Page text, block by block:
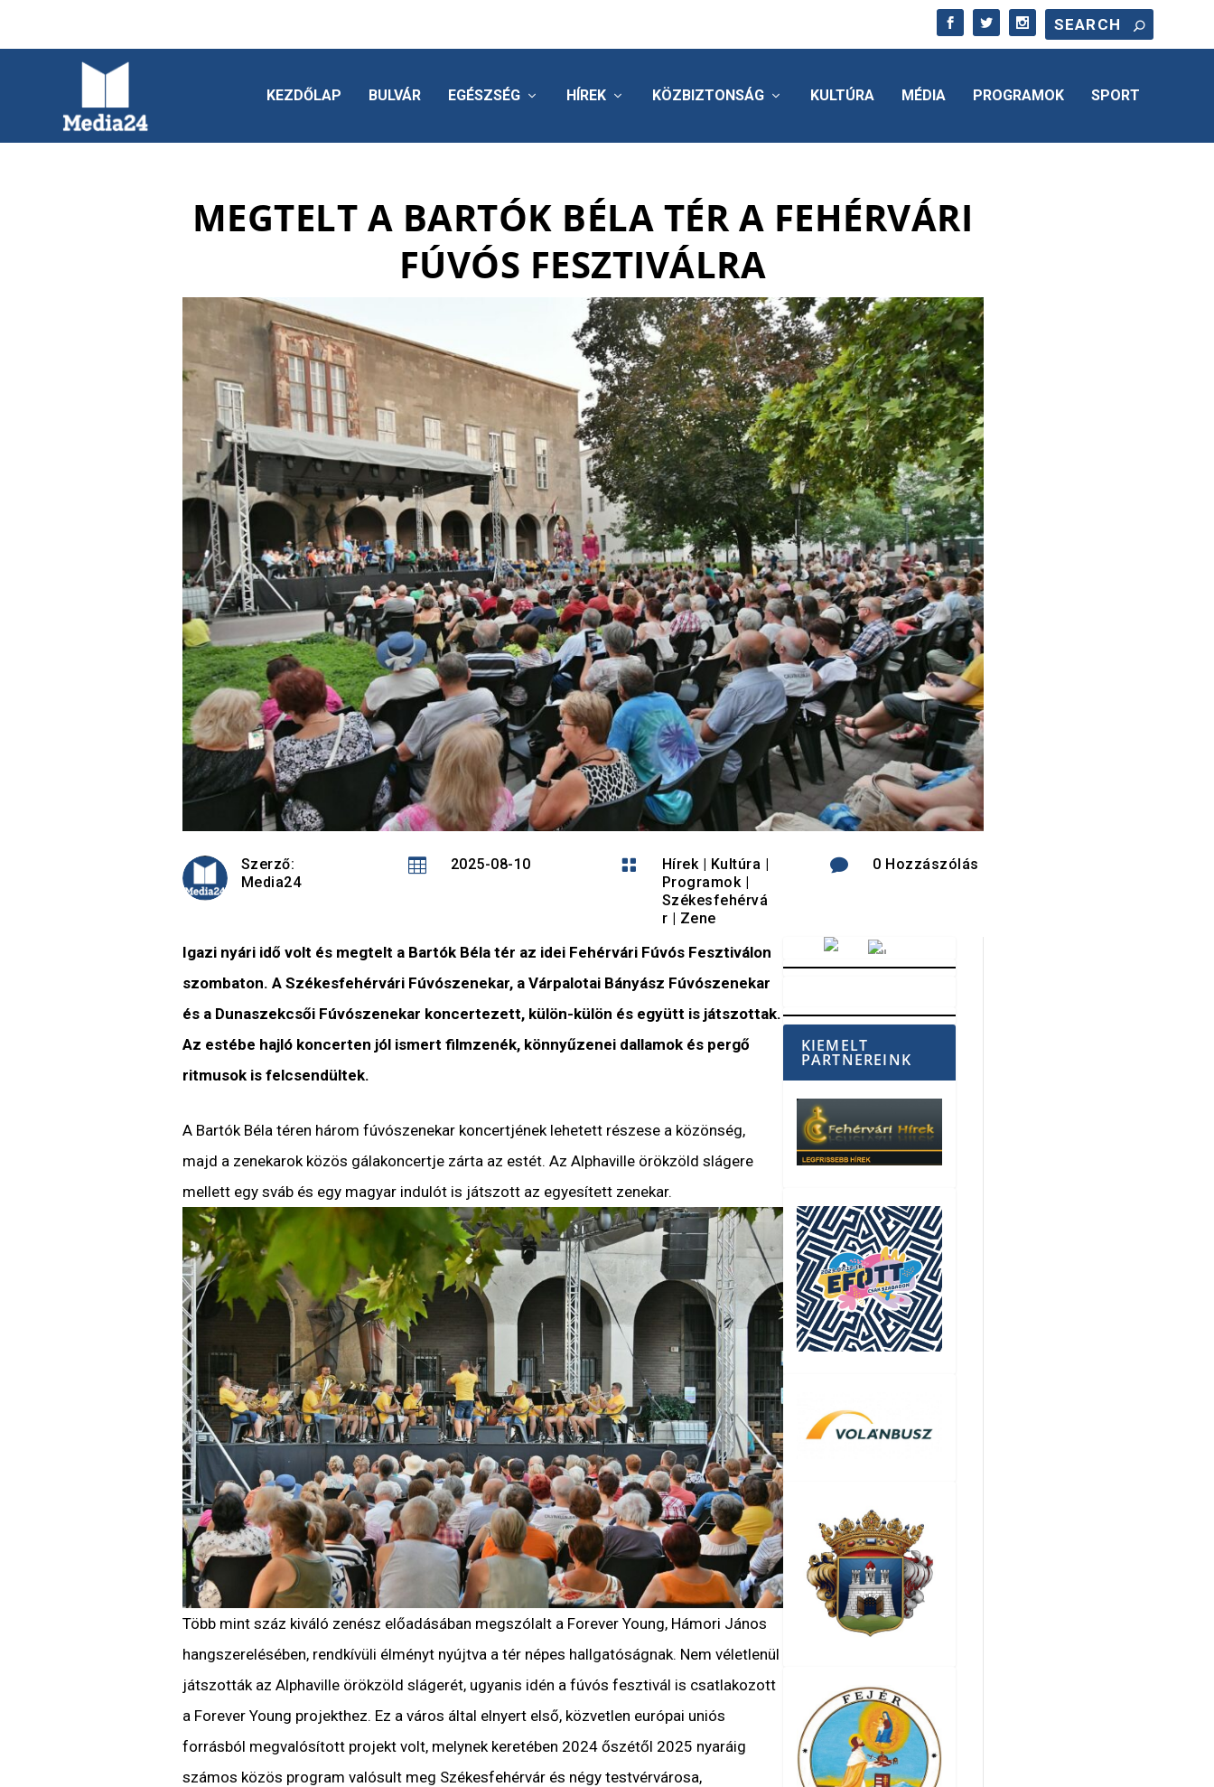
KEZDŐLAP BULVÁR EGÉSZSÉG HÍREK KÖZBIZTONSÁG KULTÚRA MÉDIA PROGRAMOK SPORT
MEGTELT A BARTÓK BÉLA TÉR A FEHÉRVÁRI
FÚVÓS FESZTIVÁLRA
Szerző:
Media24
 2025-08-10  Hírek| Kultúra |
Programok|
Székesfehérvá
r | Zene
 0 Hozzászólás
Igazi nyári idő volt és megtelt a Bartók Béla tér az idei Fehérvári Fúvós Fesztiválon
szombaton. A Székesfehérvári Fúvószenekar, a Várpalotai Bányász Fúvószenekar
és a Dunaszekcsői Fúvószenekar koncertezett, külön-külön és együtt is játszottak.
Az estébe hajló koncerten jól ismert filmzenék, könnyűzenei dallamok és pergő
ritmusok is felcsendültek.
A Bartók Béla téren három fúvószenekar koncertjének lehetett részese a közönség,
majd a zenekarok közös gálakoncertje zárta az estét. Az Alphaville örökzöld slágere
mellett egy sváb és egy magyar indulót is játszott az egyesített zenekar.
Több mint száz kiváló zenész előadásában megszólalt a Forever Young, Hámori János
hangszerelésében, rendkívüli élményt nyújtva a tér népes hallgatóságnak. Nem véletlenül
játszották az Alphaville örökzöld slágerét, ugyanis idén a fúvós fesztivál is csatlakozott
a Forever Young projekthez. Ez a város által elnyert első, közvetlen európai uniós
forrásból megvalósított projekt volt, melynek keretében 2024 őszétől 2025 nyaráig
számos közös program valósult meg Székesfehérvár és négy testvérvárosa,
KIEMELT
PARTNEREINK